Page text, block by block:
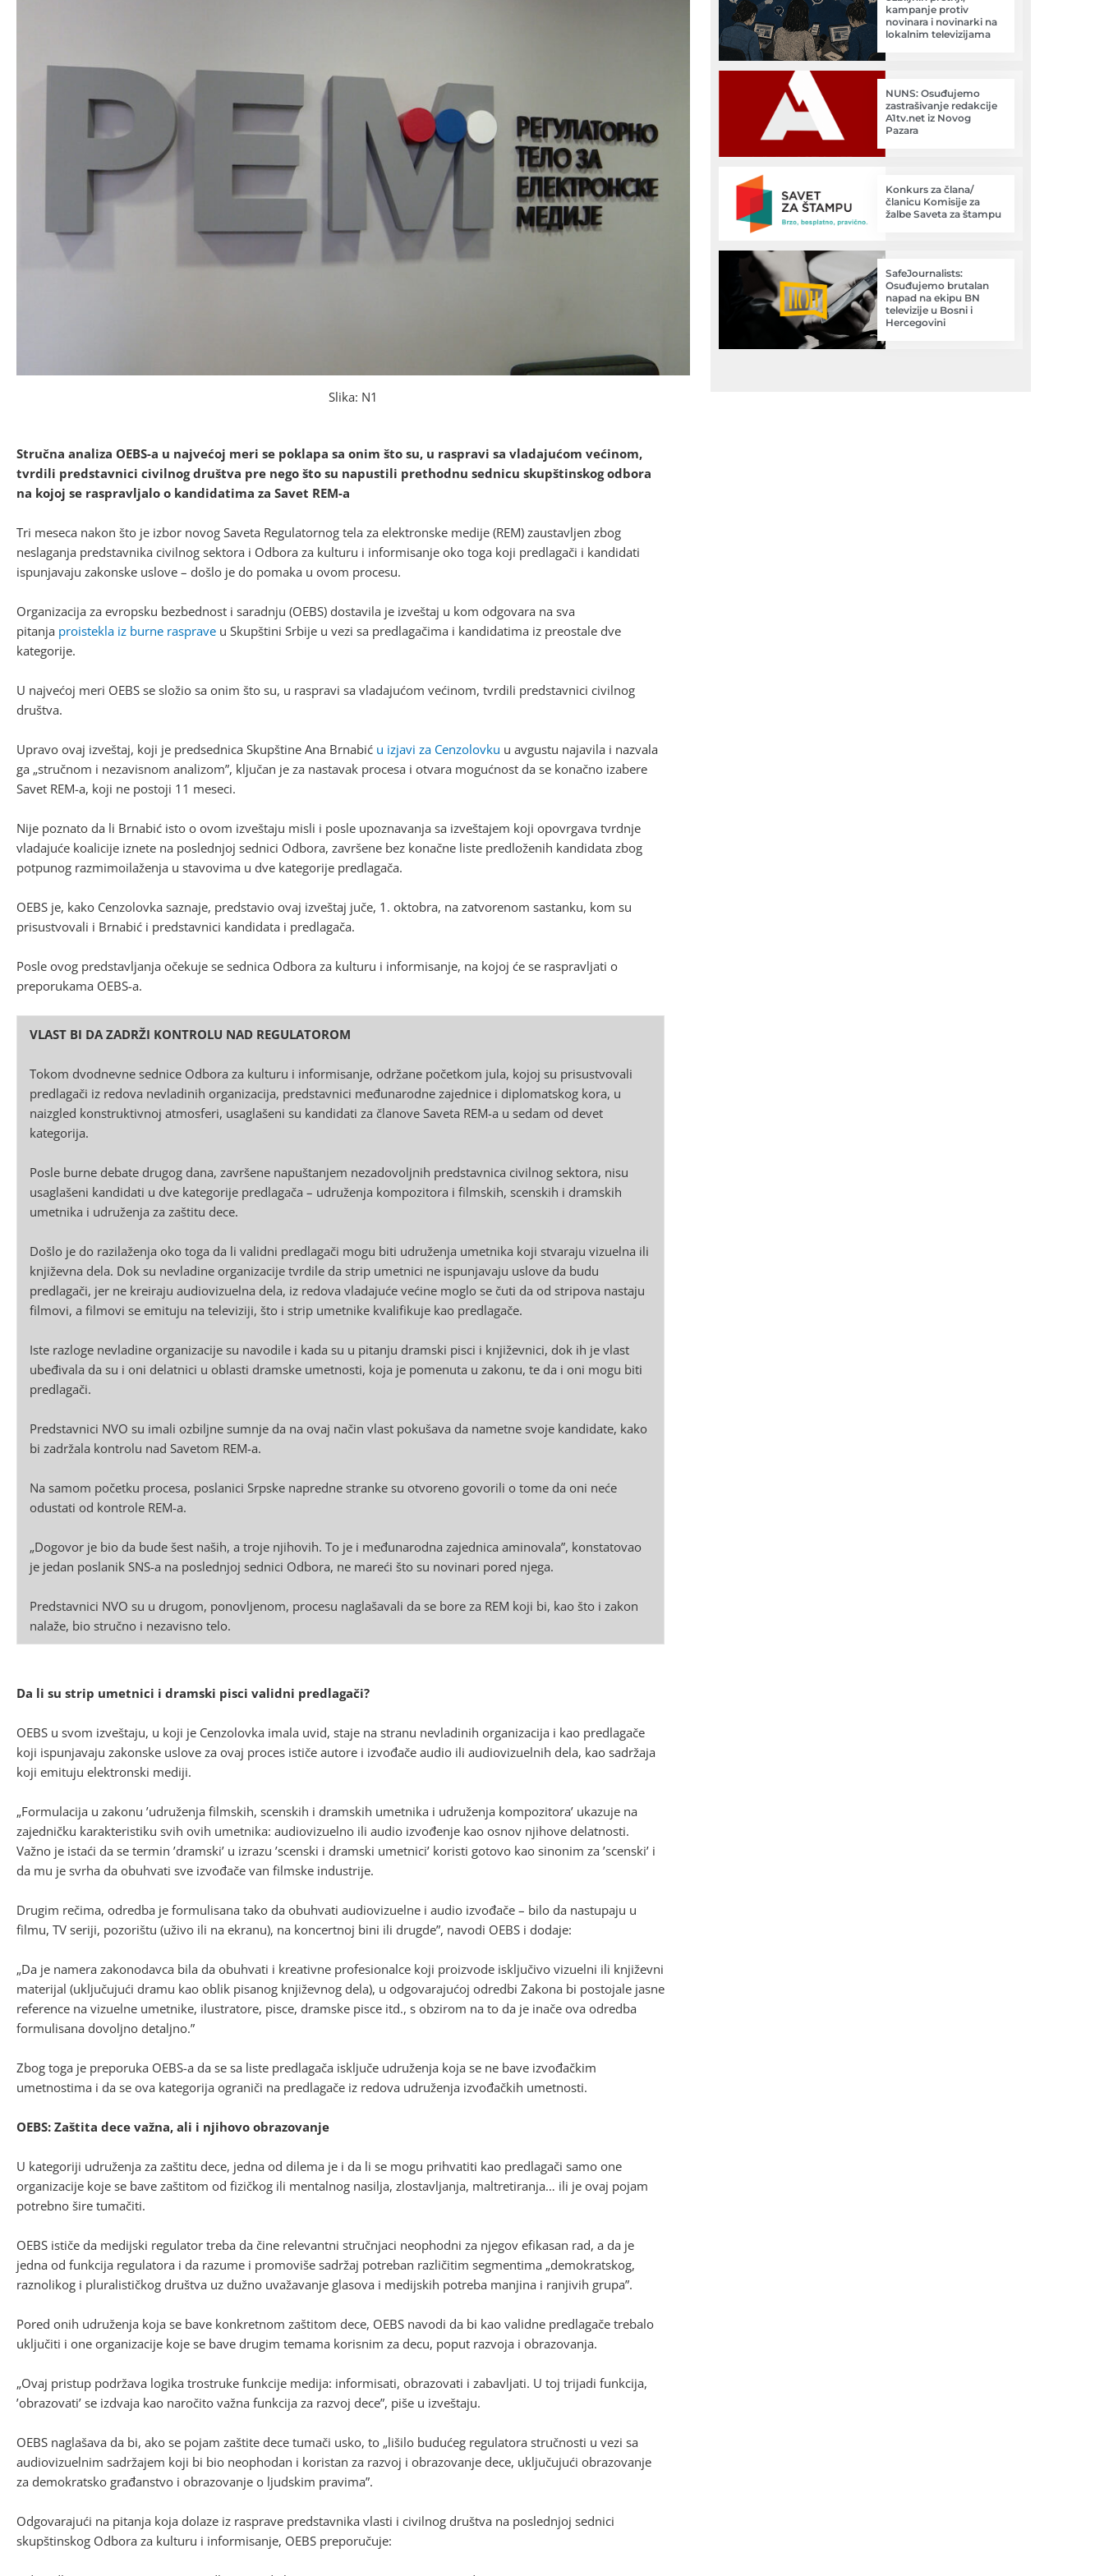
Slika: N1
Stručna analiza OEBS-a u najvećoj meri se poklapa sa onim što su, u raspravi sa vladajućom većinom,
tvrdili predstavnici civilnog društva pre nego što su napustili prethodnu sednicu skupštinskog odbora
na kojoj se raspravljalo o kandidatima za Savet REM-a
Tri meseca nakon što je izbor novog Saveta Regulatornog tela za elektronske medije (REM) zaustavljen zbog
neslaganja predstavnika civilnog sektora i Odbora za kulturu i informisanje oko toga koji predlagači i kandidati
ispunjavaju zakonske uslove – došlo je do pomaka u ovom procesu.
Organizacija za evropsku bezbednost i saradnju (OEBS) dostavila je izveštaj u kom odgovara na sva
pitanja proistekla iz burne rasprave u Skupštini Srbije u vezi sa predlagačima i kandidatima iz preostale dve
kategorije.
U najvećoj meri OEBS se složio sa onim što su, u raspravi sa vladajućom većinom, tvrdili predstavnici civilnog
društva.
Upravo ovaj izveštaj, koji je predsednica Skupštine Ana Brnabić u izjavi za Cenzolovku u avgustu najavila i nazvala
ga „stručnom i nezavisnom analizom”, ključan je za nastavak procesa i otvara mogućnost da se konačno izabere
Savet REM-a, koji ne postoji 11 meseci.
Nije poznato da li Brnabić isto o ovom izveštaju misli i posle upoznavanja sa izveštajem koji opovrgava tvrdnje
vladajuće koalicije iznete na poslednjoj sednici Odbora, završene bez konačne liste predloženih kandidata zbog
potpunog razmimoilaženja u stavovima u dve kategorije predlagača.
OEBS je, kako Cenzolovka saznaje, predstavio ovaj izveštaj juče, 1. oktobra, na zatvorenom sastanku, kom su
prisustvovali i Brnabić i predstavnici kandidata i predlagača.
Posle ovog predstavljanja očekuje se sednica Odbora za kulturu i informisanje, na kojoj će se raspravljati o
preporukama OEBS-a.
VLAST BI DA ZADRŽI KONTROLU NAD REGULATOROM
Tokom dvodnevne sednice Odbora za kulturu i informisanje, održane početkom jula, kojoj su prisustvovali
predlagači iz redova nevladinih organizacija, predstavnici međunarodne zajednice i diplomatskog kora, u
naizgled konstruktivnoj atmosferi, usaglašeni su kandidati za članove Saveta REM-a u sedam od devet
kategorija.
Posle burne debate drugog dana, završene napuštanjem nezadovoljnih predstavnica civilnog sektora, nisu
usaglašeni kandidati u dve kategorije predlagača – udruženja kompozitora i filmskih, scenskih i dramskih
umetnika i udruženja za zaštitu dece.
Došlo je do razilaženja oko toga da li validni predlagači mogu biti udruženja umetnika koji stvaraju vizuelna ili
književna dela. Dok su nevladine organizacije tvrdile da strip umetnici ne ispunjavaju uslove da budu
predlagači, jer ne kreiraju audiovizuelna dela, iz redova vladajuće većine moglo se čuti da od stripova nastaju
filmovi, a filmovi se emituju na televiziji, što i strip umetnike kvalifikuje kao predlagače.
Iste razloge nevladine organizacije su navodile i kada su u pitanju dramski pisci i književnici, dok ih je vlast
ubeđivala da su i oni delatnici u oblasti dramske umetnosti, koja je pomenuta u zakonu, te da i oni mogu biti
predlagači.
Predstavnici NVO su imali ozbiljne sumnje da na ovaj način vlast pokušava da nametne svoje kandidate, kako
bi zadržala kontrolu nad Savetom REM-a.
Na samom početku procesa, poslanici Srpske napredne stranke su otvoreno govorili o tome da oni neće
odustati od kontrole REM-a.
„Dogovor je bio da bude šest naših, a troje njihovih. To je i međunarodna zajednica aminovala”, konstatovao
je jedan poslanik SNS-a na poslednjoj sednici Odbora, ne mareći što su novinari pored njega.
Predstavnici NVO su u drugom, ponovljenom, procesu naglašavali da se bore za REM koji bi, kao što i zakon
nalaže, bio stručno i nezavisno telo.
Da li su strip umetnici i dramski pisci validni predlagači?
OEBS u svom izveštaju, u koji je Cenzolovka imala uvid, staje na stranu nevladinih organizacija i kao predlagače
koji ispunjavaju zakonske uslove za ovaj proces ističe autore i izvođače audio ili audiovizuelnih dela, kao sadržaja
koji emituju elektronski mediji.
„Formulacija u zakonu ’udruženja filmskih, scenskih i dramskih umetnika i udruženja kompozitora’ ukazuje na
zajedničku karakteristiku svih ovih umetnika: audiovizuelno ili audio izvođenje kao osnov njihove delatnosti.
Važno je istaći da se termin ’dramski’ u izrazu ’scenski i dramski umetnici’ koristi gotovo kao sinonim za ’scenski’ i
da mu je svrha da obuhvati sve izvođače van filmske industrije.
Drugim rečima, odredba je formulisana tako da obuhvati audiovizuelne i audio izvođače – bilo da nastupaju u
filmu, TV seriji, pozorištu (uživo ili na ekranu), na koncertnoj bini ili drugde”, navodi OEBS i dodaje:
„Da je namera zakonodavca bila da obuhvati i kreativne profesionalce koji proizvode isključivo vizuelni ili književni
materijal (uključujući dramu kao oblik pisanog književnog dela), u odgovarajućoj odredbi Zakona bi postojale jasne
reference na vizuelne umetnike, ilustratore, pisce, dramske pisce itd., s obzirom na to da je inače ova odredba
formulisana dovoljno detaljno.”
Zbog toga je preporuka OEBS-a da se sa liste predlagača isključe udruženja koja se ne bave izvođačkim
umetnostima i da se ova kategorija ograniči na predlagače iz redova udruženja izvođačkih umetnosti.
OEBS: Zaštita dece važna, ali i njihovo obrazovanje
U kategoriji udruženja za zaštitu dece, jedna od dilema je i da li se mogu prihvatiti kao predlagači samo one
organizacije koje se bave zaštitom od fizičkog ili mentalnog nasilja, zlostavljanja, maltretiranja… ili je ovaj pojam
potrebno šire tumačiti.
OEBS ističe da medijski regulator treba da čine relevantni stručnjaci neophodni za njegov efikasan rad, a da je
jedna od funkcija regulatora i da razume i promoviše sadržaj potreban različitim segmentima „demokratskog,
raznolikog i pluralističkog društva uz dužno uvažavanje glasova i medijskih potreba manjina i ranjivih grupa”.
Pored onih udruženja koja se bave konkretnom zaštitom dece, OEBS navodi da bi kao validne predlagače trebalo
uključiti i one organizacije koje se bave drugim temama korisnim za decu, poput razvoja i obrazovanja.
„Ovaj pristup podržava logika trostruke funkcije medija: informisati, obrazovati i zabavljati. U toj trijadi funkcija,
’obrazovati’ se izdvaja kao naročito važna funkcija za razvoj dece”, piše u izveštaju.
OEBS naglašava da bi, ako se pojam zaštite dece tumači usko, to „lišilo budućeg regulatora stručnosti u vezi sa
audiovizuelnim sadržajem koji bi bio neophodan i koristan za razvoj i obrazovanje dece, uključujući obrazovanje
za demokratsko građanstvo i obrazovanje o ljudskim pravima”.
Odgovarajući na pitanja koja dolaze iz rasprave predstavnika vlasti i civilnog društva na poslednjoj sednici
skupštinskog Odbora za kulturu i informisanje, OEBS preporučuje:
kampanje protiv
novinara i novinarki na
lokalnim televizijama
NUNS: Osuđujemo
zastrašivanje redakcije
A1tv.net iz Novog
Pazara
Konkurs za člana/
članicu Komisije za
žalbe Saveta za štampu
SafeJournalists:
Osuđujemo brutalan
napad na ekipu BN
televizije u Bosni i
Hercegovini